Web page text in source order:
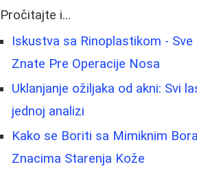
Pročitajte i...
Iskustva sa Rinoplastikom - Sve
Znate Pre Operacije Nosa
Uklanjanje ožiljaka od akni: Svi
jednoj analizi
Kako se Boriti sa Mimiknim
Znacima Starenja Kože